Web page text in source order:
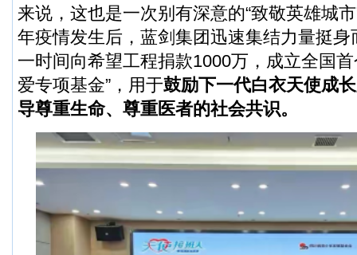
来说，这也是一次别有深意的“致敬英雄城
年疫情发生后，蓝剑集团迅速集结力量挺
一时间向希望工程捐款1000万，成立全国
爱专项基金”，用于鼓励下一代白衣天使成
导尊重生命、尊重医者的社会共识。